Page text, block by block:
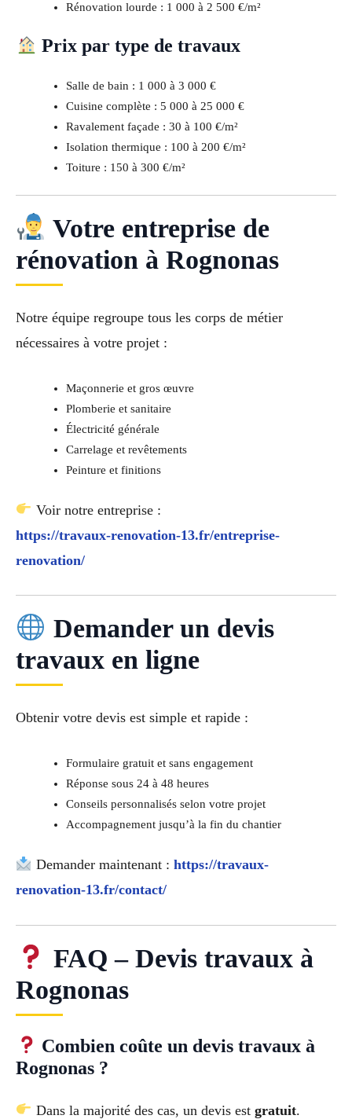
Rénovation lourde : 1 000 à 2 500 €/m²
Prix par type de travaux
Salle de bain : 1 000 à 3 000 €
Cuisine complète : 5 000 à 25 000 €
Ravalement façade : 30 à 100 €/m²
Isolation thermique : 100 à 200 €/m²
Toiture : 150 à 300 €/m²
Votre entreprise de
rénovation à Rognonas
Notre équipe regroupe tous les corps de métier
nécessaires à votre projet :
Maçonnerie et gros œuvre
Plomberie et sanitaire
Électricité générale
Carrelage et revêtements
Peinture et finitions
Voir notre entreprise :
https://travaux-renovation-13.fr/entreprise-
renovation/
Demander un devis
travaux en ligne
Obtenir votre devis est simple et rapide :
Formulaire gratuit et sans engagement
Réponse sous 24 à 48 heures
Conseils personnalisés selon votre projet
Accompagnement jusqu’à la fin du chantier
Demander maintenant : https://travaux-
renovation-13.fr/contact/
FAQ – Devis travaux à
Rognonas
Combien coûte un devis travaux à
Rognonas ?
Dans la majorité des cas, un devis est gratuit.